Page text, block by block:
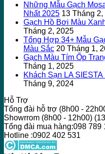
Những Mẫu Gạch
Nhất 2025 13 Tháng 2,
Gạch Hồ Bơi Màu
Tháng 2, 2025
Tổng Hợp 34+ Mẫu
Màu Sắc 20 Tháng 1,
Gạch Màu Tím Ốp
Tháng 1, 2025
Khách Sạn LA
Tháng 9, 2024
Hỗ Trợ
Tổng đài hỗ trợ (8h00 -
Showrrom (8h00 - 12h00)
Tổng đài mua hàng:098 789
Hotline :0902 402 531